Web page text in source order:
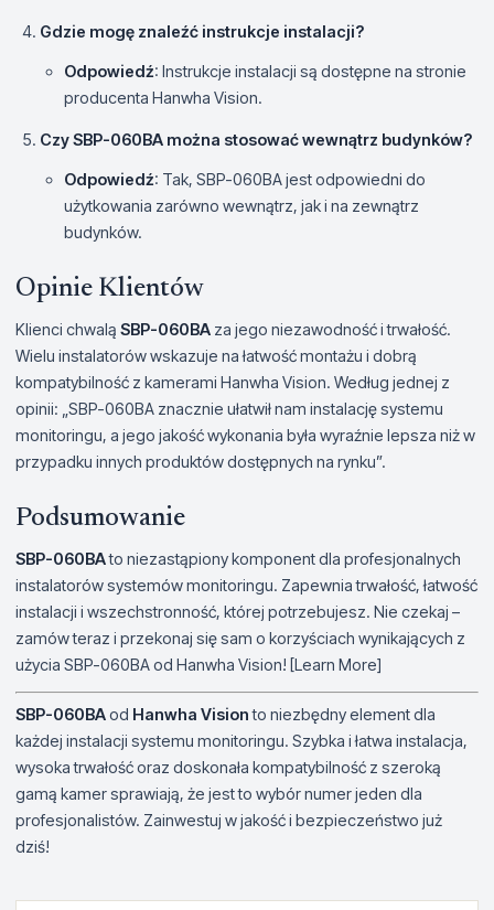
Gdzie mogę znaleźć instrukcje instalacji?
Odpowiedź: Instrukcje instalacji są dostępne na stronie
producenta Hanwha Vision.
Czy SBP-060BA można stosować wewnątrz budynków?
Odpowiedź: Tak, SBP-060BA jest odpowiedni do
użytkowania zarówno wewnątrz, jak i na zewnątrz
budynków.
Opinie Klientów
Klienci chwalą SBP-060BA za jego niezawodność i trwałość.
Wielu instalatorów wskazuje na łatwość montażu i dobrą
kompatybilność z kamerami Hanwha Vision. Według jednej z
opinii: „SBP-060BA znacznie ułatwił nam instalację systemu
monitoringu, a jego jakość wykonania była wyraźnie lepsza niż w
przypadku innych produktów dostępnych na rynku”.
Podsumowanie
SBP-060BAto niezastąpiony komponent dla profesjonalnych
instalatorów systemów monitoringu. Zapewnia trwałość, łatwość
instalacji i wszechstronność, której potrzebujesz. Nie czekaj –
zamów teraz i przekonaj się sam o korzyściach wynikających z
użycia SBP-060BA od Hanwha Vision! [Learn More]
SBP-060BAod Hanwha Visionto niezbędny element dla
każdej instalacji systemu monitoringu. Szybka i łatwa instalacja,
wysoka trwałość oraz doskonała kompatybilność z szeroką
gamą kamer sprawiają, że jest to wybór numer jeden dla
profesjonalistów. Zainwestuj w jakość i bezpieczeństwo już
dziś!